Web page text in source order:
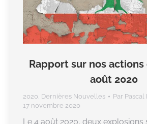
Rapport sur nos
août 2020
2020, Dernières Nouvelles Par Pascal
17 novembre 2020
Le 4 août 2020, deux explosions